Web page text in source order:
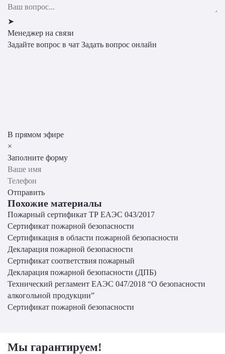
➤
Менеджер на связи
Задайте вопрос в чат Задать вопрос онлайн
В прямом эфире
×
Заполните форму
Отправить
Похожие материалы
Пожарный сертификат ТР ЕАЭС 043/2017
Сертификат пожарной безопасности
Сертификация в области пожарной безопасности
Декларация пожарной безопасности
Сертификат соответствия пожарный
Декларация пожарной безопасности (ДПБ)
Технический регламент ЕАЭС 047/2018 “О безопасности
алкогольной продукции”
Сертификат пожарной безопасности
Мы гарантируем!